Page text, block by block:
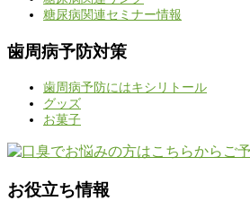
糖尿病関連セミナー情報
歯周病予防対策
歯周病予防にはキシリトール
グッズ
お菓子
お役立ち情報